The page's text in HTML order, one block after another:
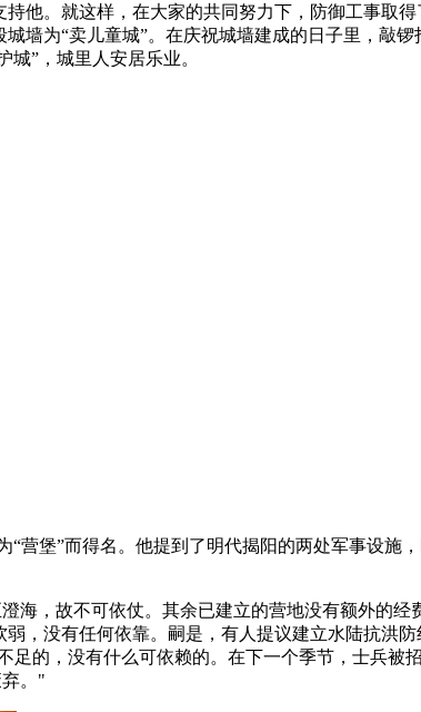
他。就这样，在大家的共同努力下，防御工事取
墙为“卖儿童城”。在庆祝城墙建成的日子里，敲
”，城里人安居乐业。
堡”而得名。他提到了明代揭阳的两处军事设施
，故不可依仗。其余已建立的营地没有额外的经
，没有任何依靠。嗣是，有人提议建立水陆抗洪
的，没有什么可依赖的。在下一个季节，士兵被
。"